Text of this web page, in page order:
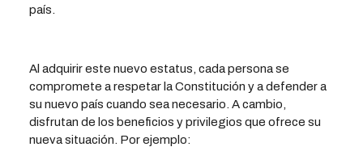
país.
Al adquirir este nuevo estatus, cada persona se
compromete a respetar la Constitución y a defender a
su nuevo país cuando sea necesario. A cambio,
disfrutan de los beneficios y privilegios que ofrece su
nueva situación. Por ejemplo: